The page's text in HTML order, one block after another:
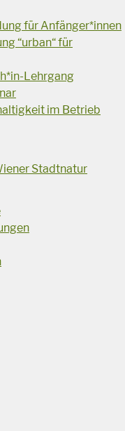
für Anfänger*innen
“urban“ für
Lehrgang
im Betrieb
Stadtnatur